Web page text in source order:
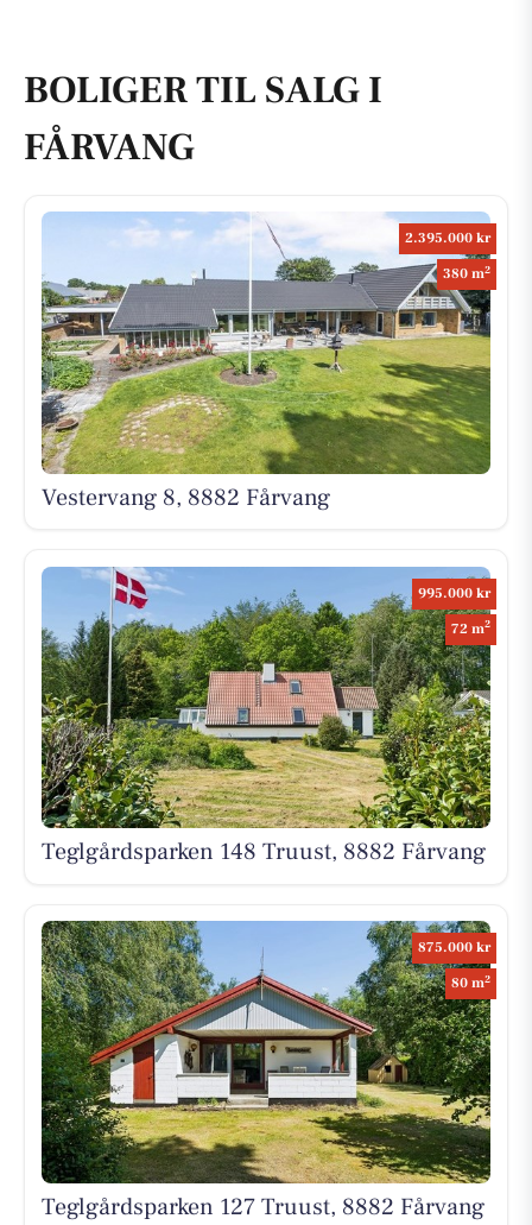
BOLIGER TIL SALG I
FÅRVANG
2.395.000 kr
380 m2
Vestervang 8, 8882 Fårvang
995.000 kr
72 m2
Teglgårdsparken 148 Truust, 8882 Fårvang
875.000 kr
80 m2
Teglgårdsparken 127 Truust, 8882 Fårvang